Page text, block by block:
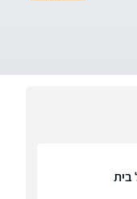
בית